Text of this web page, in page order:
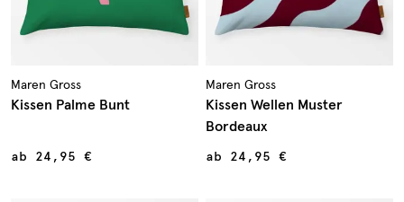
Maren Gross
Kissen Palme Bunt
ab 24,95 €
Maren Gross
Kissen Wellen Muster
Bordeaux
ab 24,95 €